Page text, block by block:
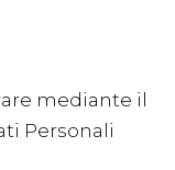
mediante il
Personali